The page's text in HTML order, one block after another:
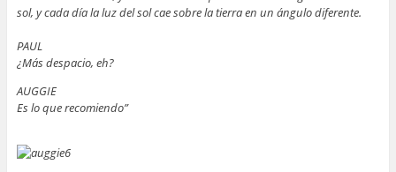
sol, y cada día la luz del sol cae sobre la tierra en un ángulo diferente.
PAUL
¿Más despacio, eh?
AUGGIE
Es lo que recomiendo”